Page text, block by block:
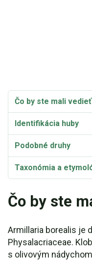
Čo by ste mali vedieť
Identifikácia huby
Podobné druhy
Taxonómia a
Čo by ste
Armillaria borealis je
Physalacriaceae.
s olivovým